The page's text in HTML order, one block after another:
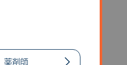
薬剤師